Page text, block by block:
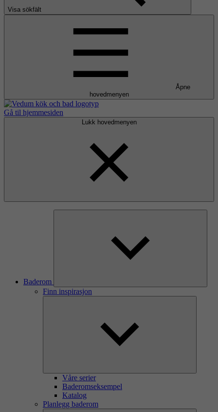
Visa sökfält
Åpne
hovedmenyen
Gå til hjemmesiden
Lukk hovedmenyen
Baderom
Finn inspirasjon
Våre serier
Baderomseksempel
Katalog
Planlegg baderom